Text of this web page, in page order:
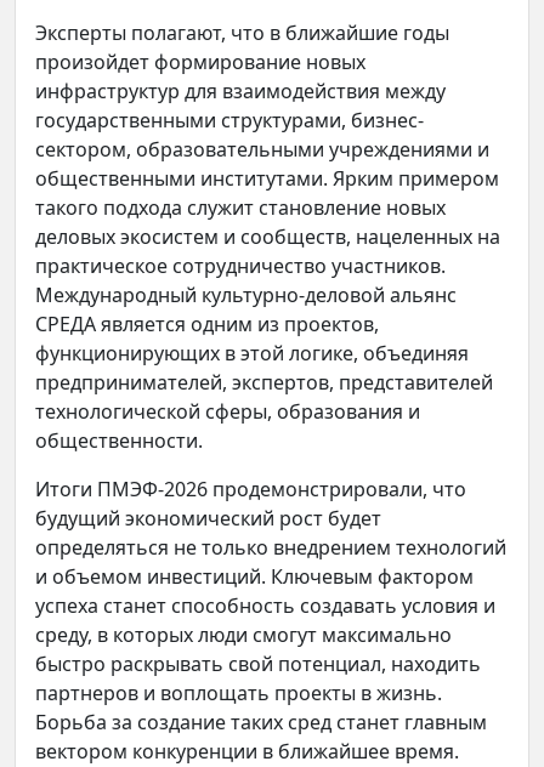
Эксперты полагают, что в ближайшие годы
произойдет формирование новых
инфраструктур для взаимодействия между
государственными структурами, бизнес-
сектором, образовательными учреждениями и
общественными институтами. Ярким примером
такого подхода служит становление новых
деловых экосистем и сообществ, нацеленных на
практическое сотрудничество участников.
Международный культурно-деловой альянс
СРЕДА является одним из проектов,
функционирующих в этой логике, объединяя
предпринимателей, экспертов, представителей
технологической сферы, образования и
общественности.
Итоги ПМЭФ-2026 продемонстрировали, что
будущий экономический рост будет
определяться не только внедрением технологий
и объемом инвестиций. Ключевым фактором
успеха станет способность создавать условия и
среду, в которых люди смогут максимально
быстро раскрывать свой потенциал, находить
партнеров и воплощать проекты в жизнь.
Борьба за создание таких сред станет главным
вектором конкуренции в ближайшее время.